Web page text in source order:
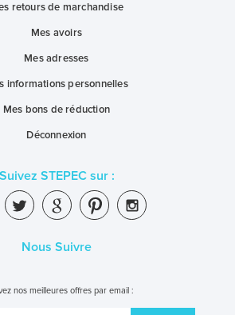
retours de marchandise
Mes avoirs
Mes adresses
informations personnelles
Mes bons de réduction
Déconnexion
Suivez STEPEC sur :
Nous Suivre
nos meilleures offres par email :